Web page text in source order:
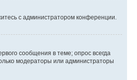
с администратором конференции.
сообщения в теме; опрос всегда
модераторы или администраторы